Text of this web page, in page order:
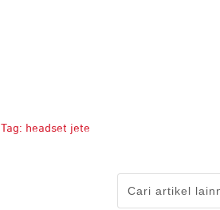
Tag: headset jete